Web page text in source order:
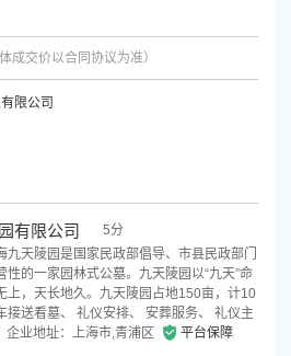
体成交价以合同协议为准）
限公司
有限公司
5分
九天陵园是国家民政部倡导、市县民政部门
性的一家园林式公墓。九天陵园以“九天”命
上，天长地久。九天陵园占地150亩，计10
接送看墓、 礼仪安排、 安葬服务、 礼仪主
企业地址：上海市,青浦区 平台保障